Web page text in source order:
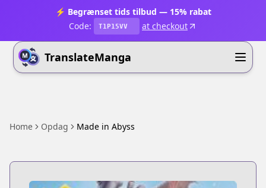
⚡ Begrænset tids tilbud — 15% rabat
Code:
T1P15VV at checkout
TranslateManga
Home Opdag Made in Abyss